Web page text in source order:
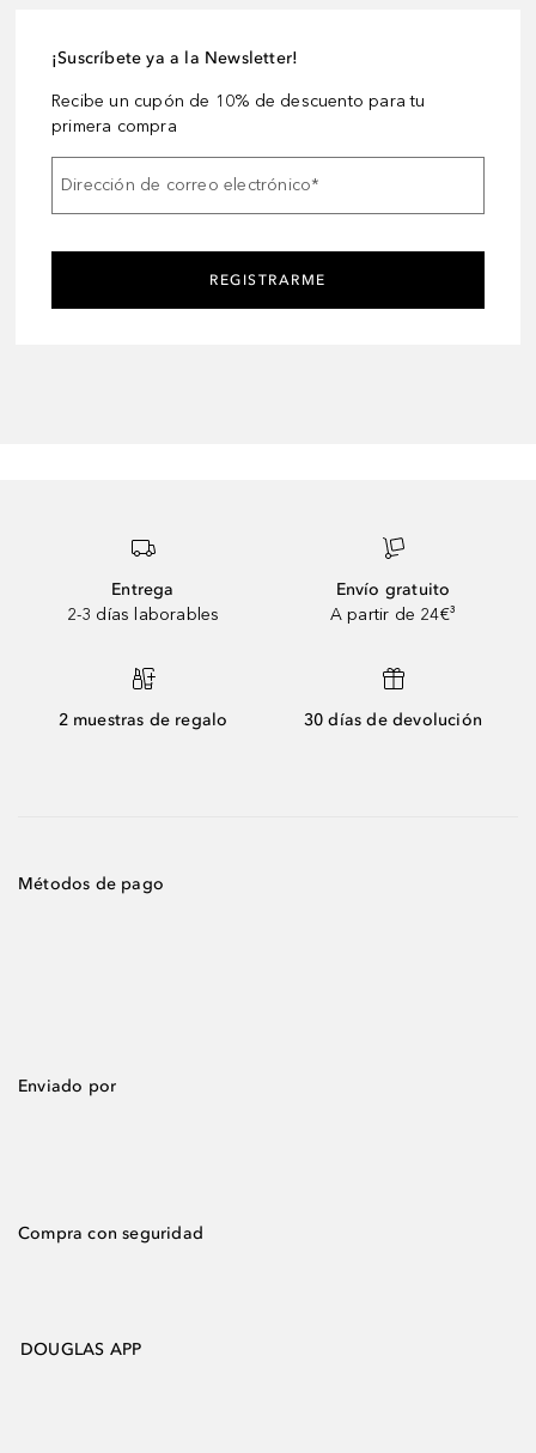
¡Suscríbete ya a la Newsletter!
Recibe un cupón de 10% de descuento para tu
primera compra
Dirección de correo electrónico*
REGISTRARME
Entrega
2-3 días laborables
Envío gratuito
A partir de 24€³
2 muestras de regalo 30 días de devolución
Métodos de pago
Enviado por
Compra con seguridad
DOUGLAS APP